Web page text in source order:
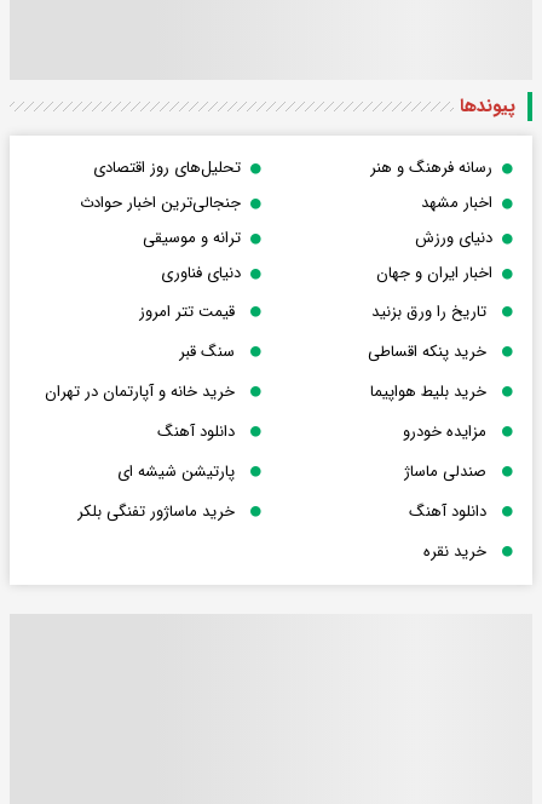
پیوندها
رسانه فرهنگ و هنر
تحلیل‌های روز اقتصادی
اخبار مشهد
جنجالی‌ترین اخبار حوادث
دنیای ورزش
ترانه و موسیقی
اخبار ایران و جهان
دنیای فناوری
تاریخ را ورق بزنید
قیمت تتر امروز
خرید پنکه اقساطی
سنگ قبر
خرید بلیط هواپیما
خرید خانه و آپارتمان در تهران
مزایده خودرو
دانلود آهنگ
صندلی ماساژ
پارتیشن شیشه ای
دانلود آهنگ
خرید ماساژور تفنگی بلکر
خرید نقره